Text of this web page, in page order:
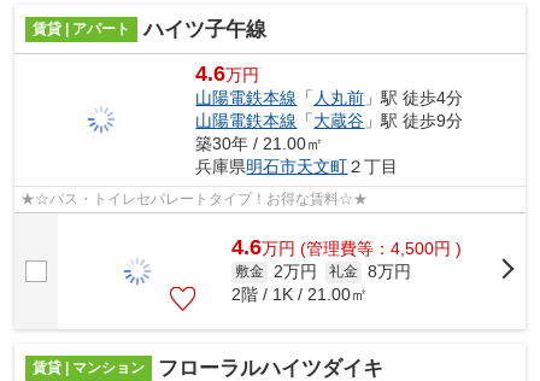
賃貸 | アパート ハイツ子午線
4.6万円
山陽電鉄本線 「 人丸前 」駅 徒歩4分
山陽電鉄本線 「大蔵谷 」駅 徒歩9分
築30年 / 21.00㎡
兵庫県明石市天文町２丁目
★☆バス・トイレセパレートタイプ！お得な賃料☆★
4.6万円 (管理費等：4,500円 )
敷金 2万円 礼金 8万円
2階 / 1K / 21.00㎡
賃貸 | マンション フローラルハイツダイキ